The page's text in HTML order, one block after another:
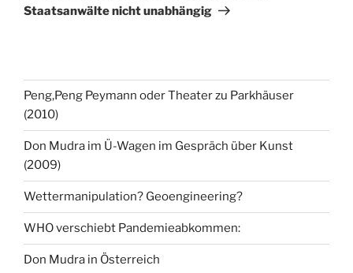
Staatsanwälte nicht unabhängig
Peng,Peng Peymann oder Theater zu Parkhäuser
(2010)
Don Mudra im Ü-Wagen im Gespräch über Kunst
(2009)
Wettermanipulation? Geoengineering?
WHO verschiebt Pandemieabkommen:
Don Mudra in Österreich